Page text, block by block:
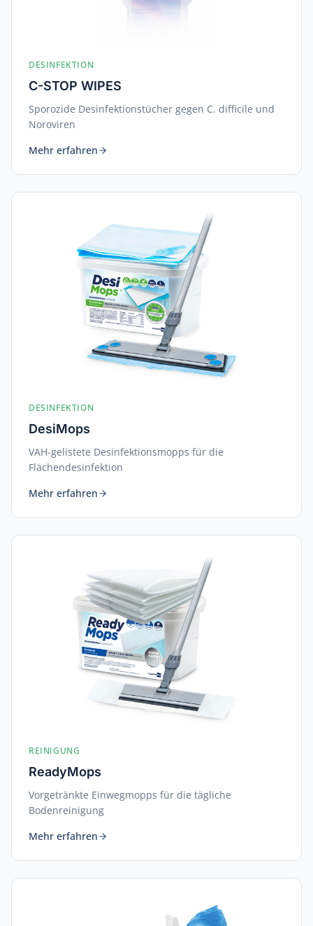
DESINFEKTION
C-STOP WIPES
Sporozide Desinfektionstücher gegen C. difficile und
Noroviren
Mehr erfahren
DESINFEKTION
DesiMops
VAH-gelistete Desinfektionsmopps für die
Flächendesinfektion
Mehr erfahren
REINIGUNG
ReadyMops
Vorgetränkte Einwegmopps für die tägliche
Bodenreinigung
Mehr erfahren